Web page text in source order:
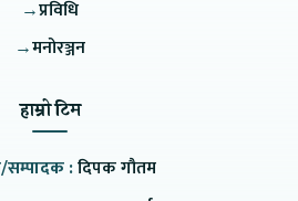
→प्रविधि
→मनोरञ्जन
हाम्रो टिम
:दिपक गौतम